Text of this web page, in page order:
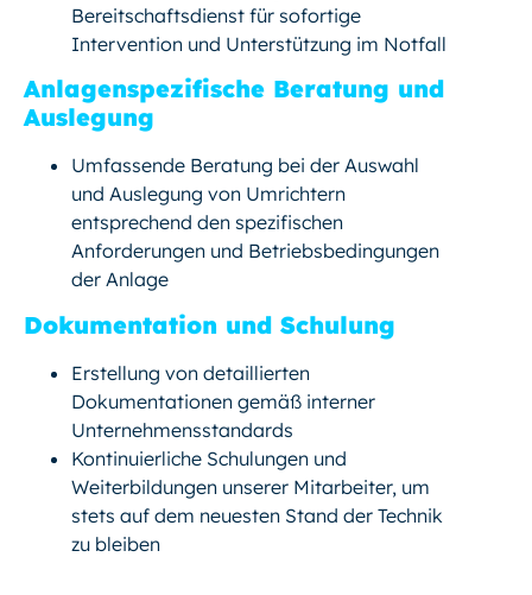
Bereitschaftsdienst für sofortige
Intervention und Unterstützung im Notfall
Anlagenspezifische Beratung und
Auslegung
Umfassende Beratung bei der Auswahl
und Auslegung von Umrichtern
entsprechend den spezifischen
Anforderungen und Betriebsbedingungen
der Anlage
Dokumentation und Schulung
Erstellung von detaillierten
Dokumentationen gemäß interner
Unternehmensstandards
Kontinuierliche Schulungen und
Weiterbildungen unserer Mitarbeiter, um
stets auf dem neuesten Stand der Technik
zu bleiben